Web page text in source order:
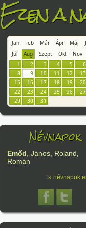
Ezen a
Jan Feb Már Ápr Máj
Júl
Aug Szept Okt Nov
1
2 3 4 5 6
8
9 10 11 12 13
15
16 17 18 19 20
22
23 24 25 26 27
29
30 31
Névnapok
Emőd, János, Roland,
Román
» névnapok